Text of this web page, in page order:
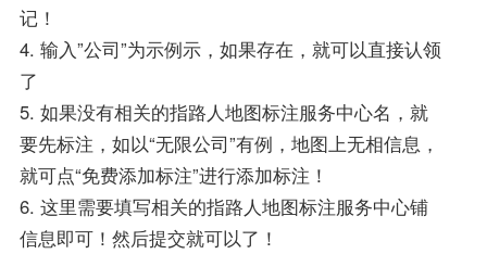
记！
4. 输入”公司”为示例示，如果存在，就可以直接认领
了
5. 如果没有相关的指路人地图标注服务中心名，就
要先标注，如以“无限公司”有例，地图上无相信息，
就可点“免费添加标注”进行添加标注！
6. 这里需要填写相关的指路人地图标注服务中心铺
信息即可！然后提交就可以了！